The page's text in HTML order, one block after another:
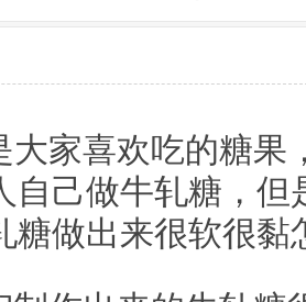
大家喜欢吃的糖果
自己做牛轧糖，
糖做出来很软很黏